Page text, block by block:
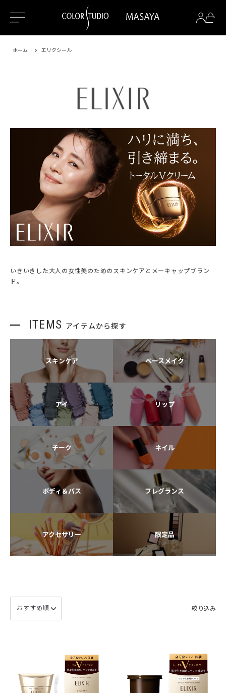
ホーム エリクシール
いきいきした大人の女性美のためのスキンケアとメーキャップブラン
ド。
ITEMS アイテムから探す
スキンケア ベースメイク
アイ リップ
チーク ネイル
ボディ＆バス フレグランス
アクセサリー 限定品
絞り込み